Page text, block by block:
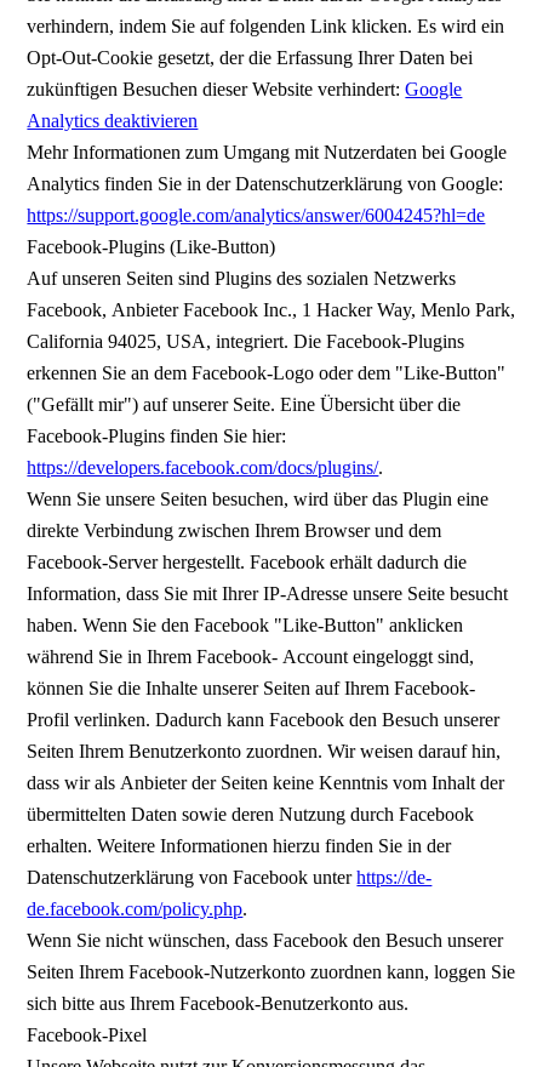
verhindern, indem Sie auf folgenden Link klicken. Es wird ein
Opt-Out-Cookie gesetzt, der die Erfassung Ihrer Daten bei
zukünftigen Besuchen dieser Website verhindert:Google
Analytics deaktivieren
Mehr Informationen zum Umgang mit Nutzerdaten bei Google
Analytics finden Sie in der Datenschutzerklärung von Google:
https://support.google.com/analytics/answer/6004245?hl=de
Facebook-Plugins (Like-Button)
Auf unseren Seiten sind Plugins des sozialen Netzwerks
Facebook, Anbieter Facebook Inc., 1 Hacker Way, Menlo Park,
California 94025, USA, integriert. Die Facebook-Plugins
erkennen Sie an dem Facebook-Logo oder dem "Like-Button"
("Gefällt mir") auf unserer Seite. Eine Übersicht über die
Facebook-Plugins finden Sie hier:
https://developers.facebook.com/docs/plugins/.
Wenn Sie unsere Seiten besuchen, wird über das Plugin eine
direkte Verbindung zwischen Ihrem Browser und dem
Facebook-Server hergestellt. Facebook erhält dadurch die
Information, dass Sie mit Ihrer IP-Adresse unsere Seite besucht
haben. Wenn Sie den Facebook "Like-Button" anklicken
während Sie in Ihrem Facebook- Account eingeloggt sind,
können Sie die Inhalte unserer Seiten auf Ihrem Facebook-
Profil verlinken. Dadurch kann Facebook den Besuch unserer
Seiten Ihrem Benutzerkonto zuordnen. Wir weisen darauf hin,
dass wir als Anbieter der Seiten keine Kenntnis vom Inhalt der
übermittelten Daten sowie deren Nutzung durch Facebook
erhalten. Weitere Informationen hierzu finden Sie in der
Datenschutzerklärung von Facebook unterhttps://de-
de.facebook.com/policy.php.
Wenn Sie nicht wünschen, dass Facebook den Besuch unserer
Seiten Ihrem Facebook-Nutzerkonto zuordnen kann, loggen Sie
sich bitte aus Ihrem Facebook-Benutzerkonto aus.
Facebook-Pixel